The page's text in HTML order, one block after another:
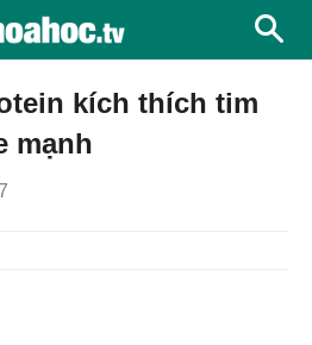
kích thích tim
mạnh